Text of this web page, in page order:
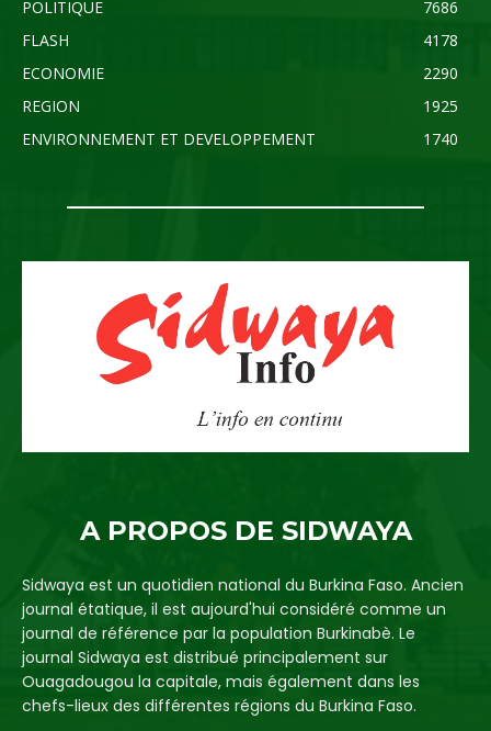
POLITIQUE
7686
FLASH
4178
ECONOMIE
2290
REGION
1925
ENVIRONNEMENT ET DEVELOPPEMENT
1740
A PROPOS DE SIDWAYA
Sidwaya est un quotidien national du Burkina Faso. Ancien
journal étatique, il est aujourd'hui considéré comme un
journal de référence par la population Burkinabè. Le
journal Sidwaya est distribué principalement sur
Ouagadougou la capitale, mais également dans les
chefs-lieux des différentes régions du Burkina Faso.